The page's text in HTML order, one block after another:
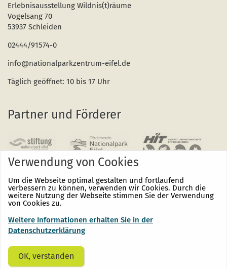
Erlebnisausstellung Wildnis(t)räume
Vogelsang 70
53937 Schleiden
02444/91574-0
info@nationalparkzentrum-eifel.de
Täglich geöffnet: 10 bis 17 Uhr
Partner und Förderer
NationalparkNationalparkNationalpark
Verwendung von Cookies
Um die Webseite optimal gestalten und fortlaufend
verbessern zu können, verwenden wir Cookies. Durch die
weitere Nutzung der Webseite stimmen Sie der Verwendung
von Cookies zu.
Weitere Informationen erhalten Sie in der
Datenschutzerklärung
OK, verstanden